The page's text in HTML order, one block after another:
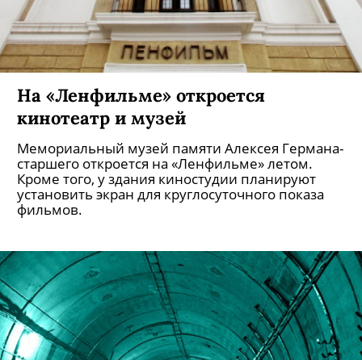
На «Ленфильме» откроется
кинотеатр и музей
Мемориальный музей памяти Алексея Германа-
старшего откроется на «Ленфильме» летом.
Кроме того, у здания киностудии планируют
установить экран для круглосуточного показа
фильмов.